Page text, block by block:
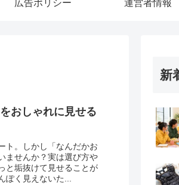
広告ポリシー 運営者情報
おしゃれに見せる
ト。しかし「なんだかお
ませんか？実は選び方や
と垢抜けて見せることが
ぽく見えないた...
新